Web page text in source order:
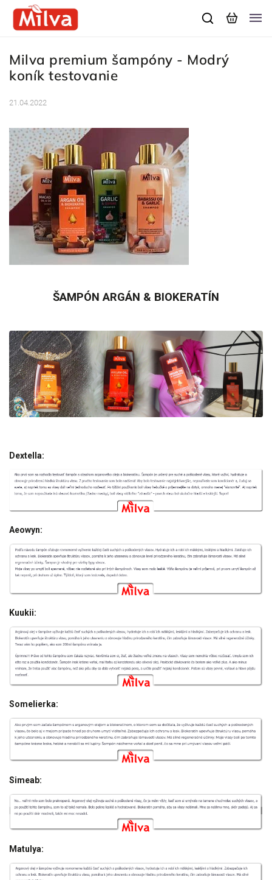
Milva premium šampóny - Modrý
koník testovanie
21.04.2022
ŠAMPÓN ARGÁN & BIOKERATÍN
Dextella:
Aeowyn:
Kuukii:
Somelierka:
Simeab:
Matulya: